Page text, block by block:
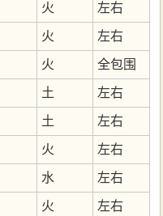
火 左右
火 左右
火 全包围
土 左右
土 左右
火 左右
水 左右
火 左右